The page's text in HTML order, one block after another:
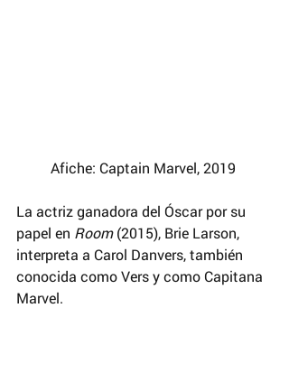
Afiche: Captain Marvel, 2019
La actriz ganadora del Óscar por su
papel en Room (2015), Brie Larson,
interpreta a Carol Danvers, también
conocida como Vers y como Capitana
Marvel.